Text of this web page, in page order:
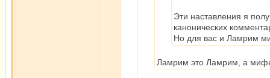
Эти наставления я
канонических
Но для вас и Ламрим
Ламрим это Ламрим, а